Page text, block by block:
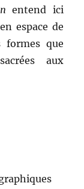
entend ici
espace de
que
aux